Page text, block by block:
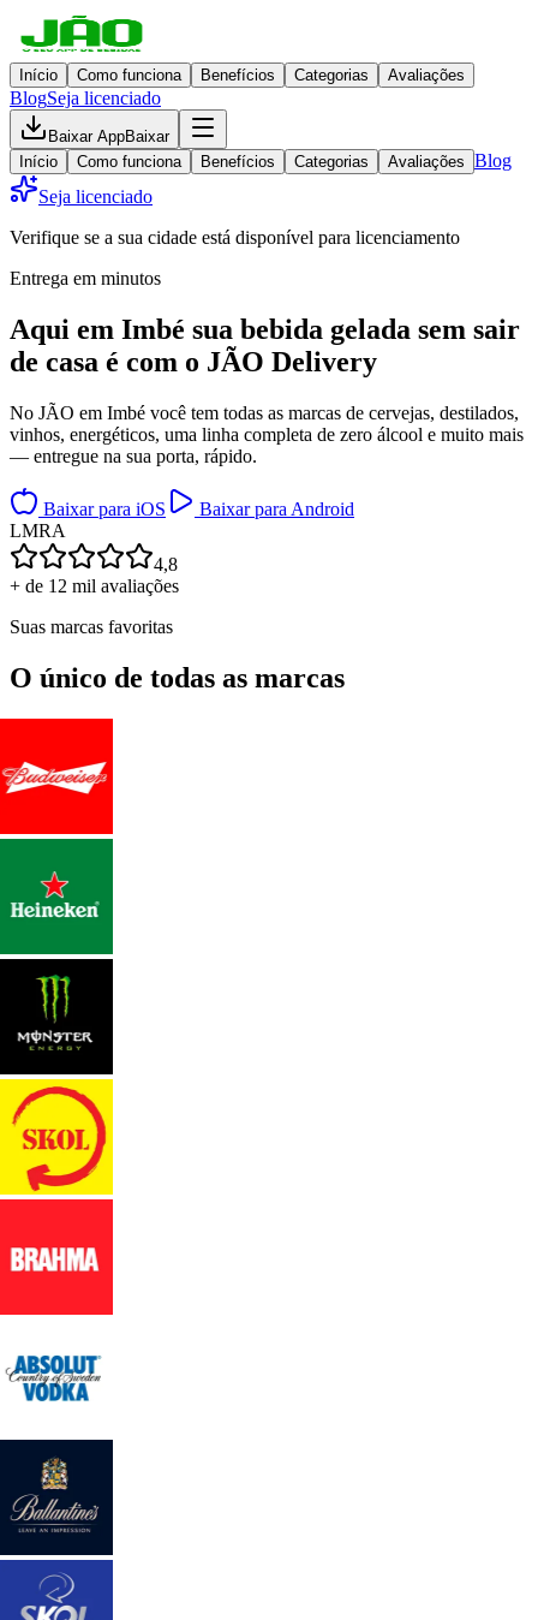
Início Como funciona Benefícios Categorias Avaliações
BlogSeja licenciado
Baixar AppBaixar
Início
Como funciona Benefícios Categorias Avaliações Blog
Seja licenciado
Verifique se a sua cidade está disponível para licenciamento
Entrega em minutos
Aqui em Imbé sua bebida gelada sem sair
de casa é com o JÃO Delivery
No JÃO em Imbé você tem todas as marcas de cervejas, destilados,
vinhos, energéticos, uma linha completa de zero álcool e muito mais
— entregue na sua porta, rápido.
Baixar para iOS
Baixar para Android
LMRA
4,8
+ de 12 mil avaliações
Suas marcas favoritas
O único de todas as marcas